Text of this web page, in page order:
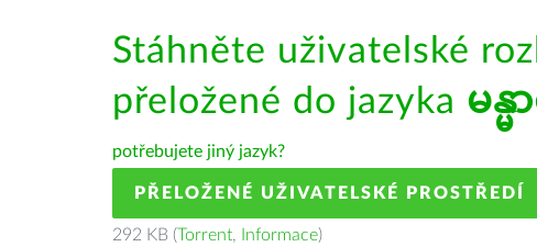
Stáhněte uživatelské
přeložené do jazyka မန္မ
potřebujete jiný jazyk?
PŘELOŽENÉ UŽIVATELSKÉ PROSTŘEDÍ
292 KB (Torrent, Informace)